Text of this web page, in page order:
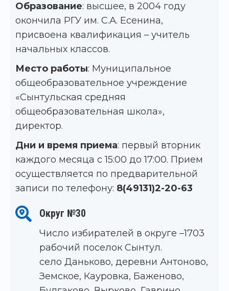
Образование: высшее, в 2004 году
окончила РГУ им. С.А. Есенина,
присвоена квалификация – учитель
начальных классов.
Место работы: Муниципальное
общеобразовательное учреждение
«Сынтульская средняя
общеобразовательная школа»,
директор.
Дни и время приема: первый вторник
каждого месяца с 15:00 до 17:00. Прием
осуществляется по предварительной
записи по телефону: 8(49131)2-20-63
Округ №30
Число избирателей в округе –1703
рабочий поселок Сынтул.
село Даньково, деревни Антоново,
Земское, Кауровка, Баженово,